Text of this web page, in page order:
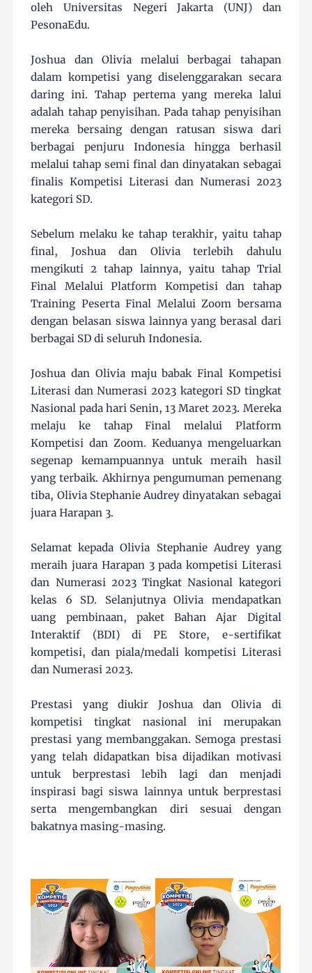
oleh Universitas Negeri Jakarta (UNJ) dan
PesonaEdu.
Joshua dan Olivia melalui berbagai tahapan
dalam kompetisi yang diselenggarakan secara
daring ini. Tahap pertema yang mereka lalui
adalah tahap penyisihan. Pada tahap penyisihan
mereka bersaing dengan ratusan siswa dari
berbagai penjuru Indonesia hingga berhasil
melalui tahap semi final dan dinyatakan sebagai
finalis Kompetisi Literasi dan Numerasi 2023
kategori SD.
Sebelum melaku ke tahap terakhir, yaitu tahap
final, Joshua dan Olivia terlebih dahulu
mengikuti 2 tahap lainnya, yaitu tahap Trial
Final Melalui Platform Kompetisi dan tahap
Training Peserta Final Melalui Zoom bersama
dengan belasan siswa lainnya yang berasal dari
berbagai SD di seluruh Indonesia.
Joshua dan Olivia maju babak Final Kompetisi
Literasi dan Numerasi 2023 kategori SD tingkat
Nasional pada hari Senin, 13 Maret 2023. Mereka
melaju ke tahap Final melalui Platform
Kompetisi dan Zoom. Keduanya mengeluarkan
segenap kemampuannya untuk meraih hasil
yang terbaik. Akhirnya pengumuman pemenang
tiba, Olivia Stephanie Audrey dinyatakan sebagai
juara Harapan 3.
Selamat kepada Olivia Stephanie Audrey yang
meraih juara Harapan 3 pada kompetisi Literasi
dan Numerasi 2023 Tingkat Nasional kategori
kelas 6 SD. Selanjutnya Olivia mendapatkan
uang pembinaan, paket Bahan Ajar Digital
Interaktif (BDI) di PE Store, e-sertifikat
kompetisi, dan piala/medali kompetisi Literasi
dan Numerasi 2023.
Prestasi yang diukir Joshua dan Olivia di
kompetisi tingkat nasional ini merupakan
prestasi yang membanggakan. Semoga prestasi
yang telah didapatkan bisa dijadikan motivasi
untuk berprestasi lebih lagi dan menjadi
inspirasi bagi siswa lainnya untuk berprestasi
serta mengembangkan diri sesuai dengan
bakatnya masing-masing.